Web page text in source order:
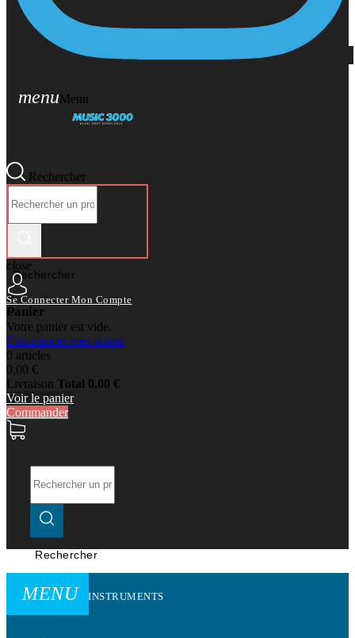
menuMenu
Rechercher
Rechercher
close
Se Connecter Mon Compte
Panier
Votre panier est vide.
Commencer mes achats
0 articles
0,00 €
Livraison Total 0,00 €
Voir le panier
Commander
Rechercher
MENU INSTRUMENTS